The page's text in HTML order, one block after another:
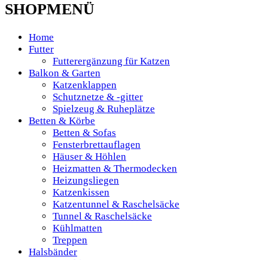
SHOPMENÜ
Home
Futter
Futterergänzung für Katzen
Balkon & Garten
Katzenklappen
Schutznetze & -gitter
Spielzeug & Ruheplätze
Betten & Körbe
Betten & Sofas
Fensterbrettauflagen
Häuser & Höhlen
Heizmatten & Thermodecken
Heizungsliegen
Katzenkissen
Katzentunnel & Raschelsäcke
Tunnel & Raschelsäcke
Kühlmatten
Treppen
Halsbänder